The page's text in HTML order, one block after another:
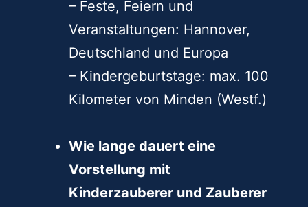
– Feste, Feiern und
Veranstaltungen: Hannover,
Deutschland und Europa
– Kindergeburtstage: max. 100
Kilometer von Minden (Westf.)
Wie lange dauert eine
Vorstellung mit
Kinderzauberer und Zauberer